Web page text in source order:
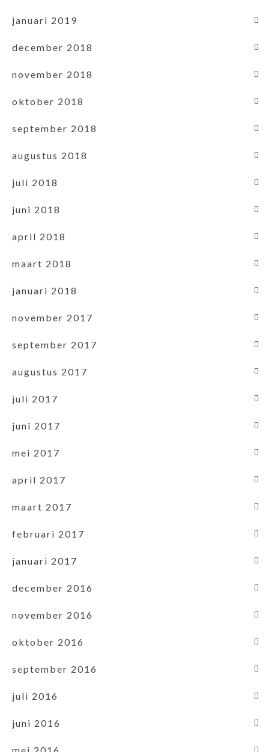
januari 2019
december 2018
november 2018
oktober 2018
september 2018
augustus 2018
juli 2018
juni 2018
april 2018
maart 2018
januari 2018
november 2017
september 2017
augustus 2017
juli 2017
juni 2017
mei 2017
april 2017
maart 2017
februari 2017
januari 2017
december 2016
november 2016
oktober 2016
september 2016
juli 2016
juni 2016